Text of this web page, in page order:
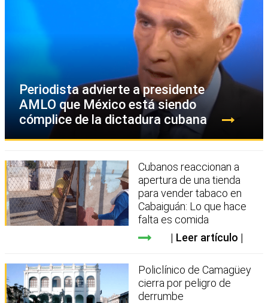
Periodista advierte a presidente
AMLO que México está siendo
cómplice de la dictadura cubana
Cubanos reaccionan a
apertura de una tienda
para vender tabaco en
Cabaiguán: Lo que hace
falta es comida
Leer artículo
Policlínico de Camagüey
cierra por peligro de
derrumbe